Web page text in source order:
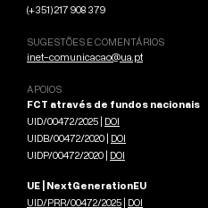
(+351) 217 908 379
SUGESTÕES E COMENTÁRIOS
inet-comunicacao@ua.pt
APOIOS
FCT através de fundos nacionais
UID/00472/2025 | DOI
UIDB/00472/2020 | DOI
UIDP/00472/2020 | DOI
UE | NextGenerationEU
UID/PRR/00472/2025 | DOI